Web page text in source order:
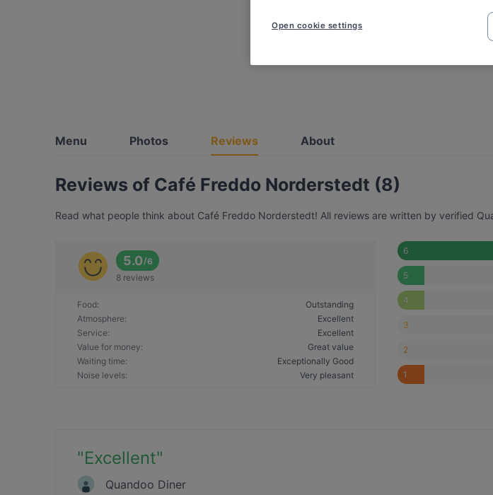
Menu Photos Reviews About
Reviews of Café Freddo Norderstedt (8)
Read what people think about Café Freddo Norderstedt! All reviews are written by verified
5.0/6
8 reviews
Food:
Outstanding
Atmosphere:
Excellent
Service:
Excellent
Value for money:
Great value
Waiting time:
Exceptionally Good
Noise levels: Very pleasant
6
5
4
3
2
1
"Excellent"
Quandoo Diner
Open cookie settings